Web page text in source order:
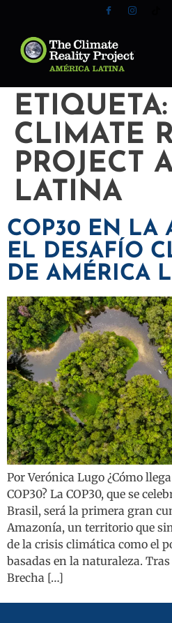
ETIQUETA:
CLIMATE
PROJECT
LATINA
COP30 EN LA
EL DESAFÍO
DE AMÉRICA
Por Verónica Lugo ¿Cómo
COP30? La COP30, que se
Brasil, será la primera gran
Amazonía, un territorio que
de la crisis climática como el
basadas en la naturaleza.
Brecha […]